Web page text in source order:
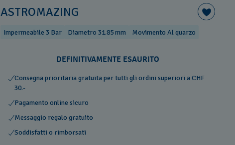
ASTROMAZING
Impermeabile 3 Bar Diametro 31.85 mm Movimento Al quarzo
DEFINITIVAMENTE ESAURITO
Consegna prioritaria gratuita per tutti gli ordini superiori a CHF
30.-
Pagamento online sicuro
Messaggio regalo gratuito
Soddisfatti o rimborsati